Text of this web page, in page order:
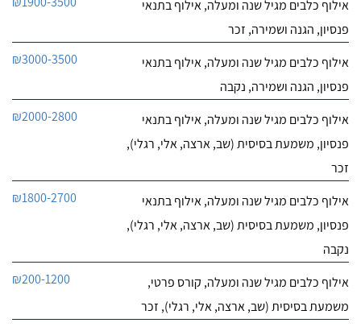
אילוף כלבים מגיל שנה ומעלה, אילוף בתנאי
פנסיון, הגנה ושמירה, זכר
אילוף כלבים מגיל שנה ומעלה, אילוף בתנאי
פנסיון, הגנה ושמירה, נקבה
₪3000-3500
אילוף כלבים מגיל שנה ומעלה, אילוף בתנאי
פנסיון, משמעת בסיסית (שב, ארצה, אלי, רגלי),
זכר
₪2000-2800
אילוף כלבים מגיל שנה ומעלה, אילוף בתנאי
פנסיון, משמעת בסיסית (שב, ארצה, אלי, רגלי),
נקבה
₪1800-2700
אילוף כלבים מגיל שנה ומעלה, קורס פרטי,
משמעת בסיסית (שב, ארצה, אלי, רגלי), זכר
₪200-1200